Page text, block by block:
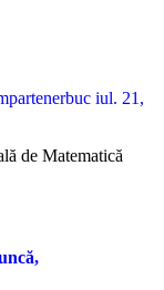
iul. 21,